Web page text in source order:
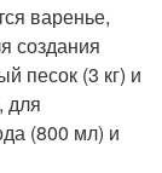
варенье,
создания
песок (3 кг) и
для
(800 мл) и